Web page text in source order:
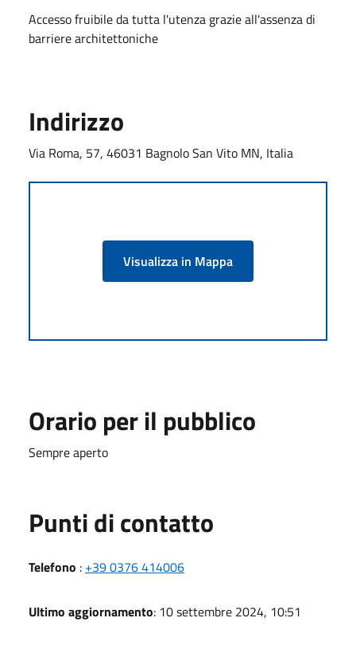
Accesso fruibile da tutta l'utenza grazie all'assenza di
barriere architettoniche
Indirizzo
Via Roma, 57, 46031 Bagnolo San Vito MN, Italia
Visualizza in Mappa
Orario per il pubblico
Sempre aperto
Punti di contatto
Telefono : +39 0376 414006
Ultimo aggiornamento: 10 settembre 2024, 10:51